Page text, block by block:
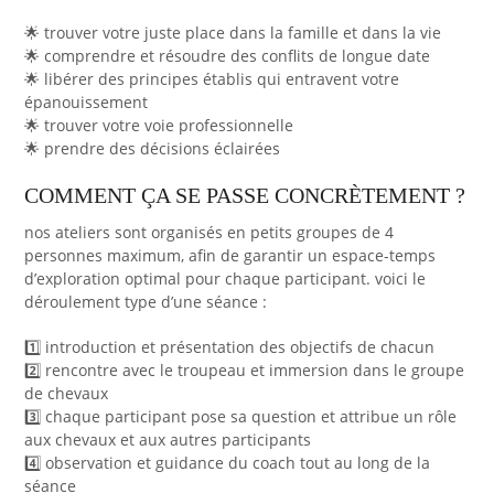
🌟 trouver votre juste place dans la famille et dans la vie
🌟 comprendre et résoudre des conflits de longue date
🌟 libérer des principes établis qui entravent votre
épanouissement
🌟 trouver votre voie professionnelle
🌟 prendre des décisions éclairées
COMMENT ÇA SE PASSE CONCRÈTEMENT ?
nos ateliers sont organisés en petits groupes de 4
personnes maximum, afin de garantir un espace-temps
d’exploration optimal pour chaque participant. voici le
déroulement type d’une séance :
1️⃣ introduction et présentation des objectifs de chacun
2️⃣ rencontre avec le troupeau et immersion dans le groupe
de chevaux
3️⃣ chaque participant pose sa question et attribue un rôle
aux chevaux et aux autres participants
4️⃣ observation et guidance du coach tout au long de la
séance